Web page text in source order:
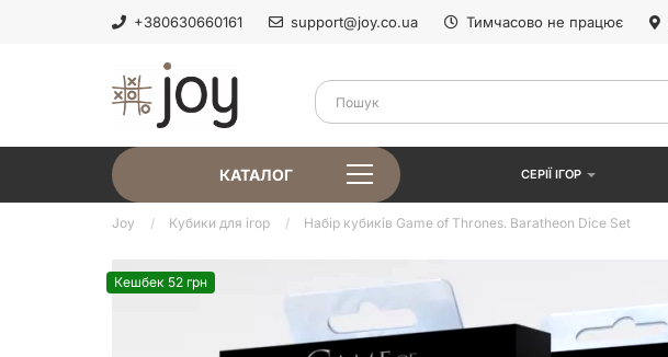
+380630660161 support@joy.co.ua Тимчасово не працює
КАТАЛОГ СЕРІЇ ІГОР
Joy Кубики для ігор Набір кубиків Game of Thrones. Baratheon Dice Set
Кешбек 52 грн